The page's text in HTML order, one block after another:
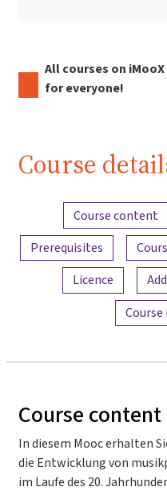
All courses on
for everyone!
Course
Content overview
Course content
Prerequisites
Licence
Course content
In diesem Mooc erhalten
die Entwicklung von
im Laufe des 20.